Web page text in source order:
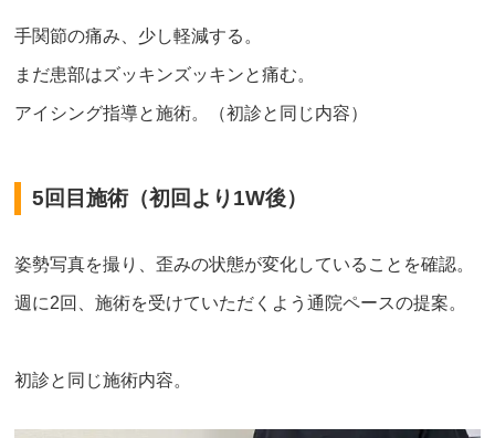
手関節の痛み、少し軽減する。
まだ患部はズッキンズッキンと痛む。
アイシング指導と施術。（初診と同じ内容）
5回目施術（初回より1W後）
姿勢写真を撮り、歪みの状態が変化していることを確認。
週に2回、施術を受けていただくよう通院ペースの提案。
初診と同じ施術内容。